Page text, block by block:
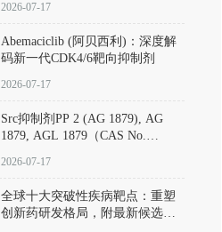
同等抑制ROCK1与ROCK2；其通
过精准嵌入激酶的ATP结合位点
发挥抑制作用，对ROCK1和
ROCK2的解离常数（Ki）分别为
140 nM和300 nM；在众多丝氨酸/
中，其靶向ROCK的选择性超过
200倍，凸显出优异的分子特异
2026-07-17
Abemaciclib (阿贝西利)：深度解
码新一代CDK4/6靶向抑制剂
2026-07-17
Src抑制剂PP 2 (AG 1879), AG
1879, AGL 1879（CAS No.
应用指南
2026-07-17
全球十大突破性疾病靶点：重塑
创新药研发格局，附最新候选分